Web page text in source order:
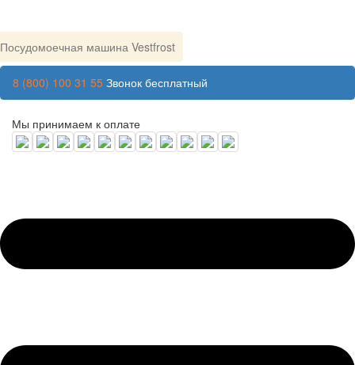
Посудомоечная машина Vestfrost
8 (800) 100 31 55 Звонок бесплатный
Мы принимаем к оплате